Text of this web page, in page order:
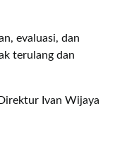
evaluasi, dan
terulang dan
Ivan Wijaya